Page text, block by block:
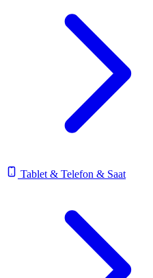
Tablet & Telefon & Saat